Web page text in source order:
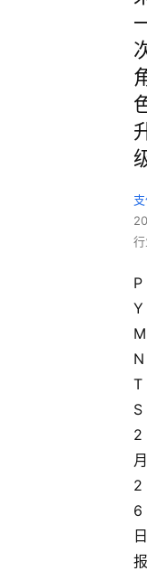
P
Y
M
N
T
S
2
月
2
6
日
报